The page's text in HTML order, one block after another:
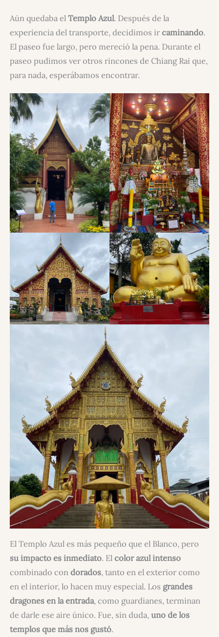
Aún quedaba el Templo Azul. Después de la
experiencia del transporte, decidimos ircaminando.
El paseo fue largo, pero mereció la pena. Durante el
paseo pudimos ver otros rincones de Chiang Rai que,
para nada, esperábamos encontrar.
El Templo Azul es más pequeño que el Blanco, pero
su impacto es inmediato. Elcolor azul intenso
combinado condorados, tanto en el exterior como
en el interior, lo hacen muy especial. Los grandes
dragones en la entrada, como guardianes, terminan
de darle ese aire único. Fue, sin duda, uno de los
templos que más nos gustó.